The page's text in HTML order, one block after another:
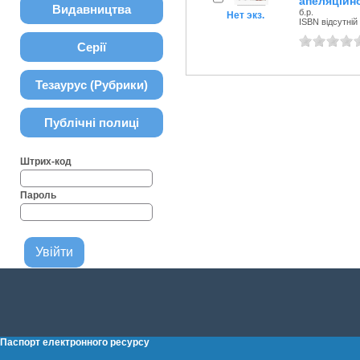
Видавництва
Серії
Тезаурус (Рубрики)
Публічні полиці
Штрих-код
Пароль
Нет экз.
б.р.
ISBN відсутній
Паспорт електронного ресурсу